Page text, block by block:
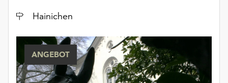
Ort
Hainichen
ANGEBOT